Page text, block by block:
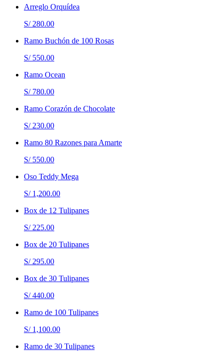
Arreglo Orquídea
S/ 280.00
Ramo Buchón de 100 Rosas
S/ 550.00
Ramo Ocean
S/ 780.00
Ramo Corazón de Chocolate
S/ 230.00
Ramo 80 Razones para Amarte
S/ 550.00
Oso Teddy Mega
S/ 1,200.00
Box de 12 Tulipanes
S/ 225.00
Box de 20 Tulipanes
S/ 295.00
Box de 30 Tulipanes
S/ 440.00
Ramo de 100 Tulipanes
S/ 1,100.00
Ramo de 30 Tulipanes